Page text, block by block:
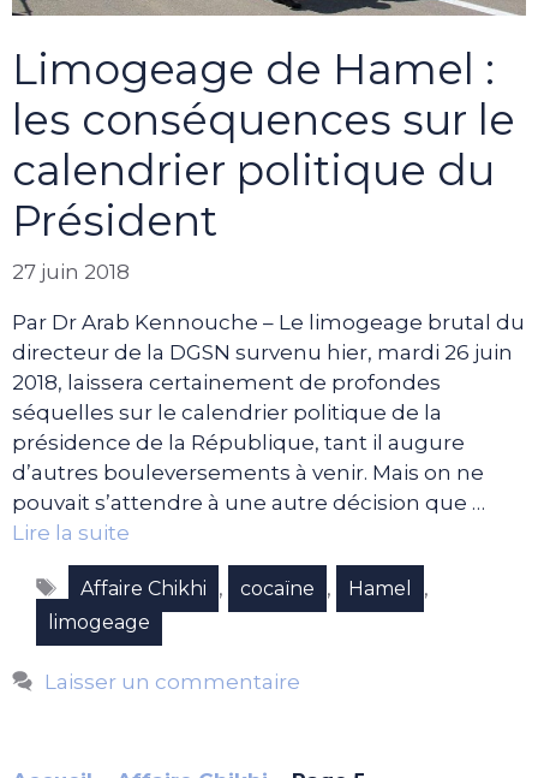
Limogeage de Hamel :
les conséquences sur le
calendrier politique du
Président
27 juin 2018
Par Dr Arab Kennouche – Le limogeage brutal du
directeur de la DGSN survenu hier, mardi 26 juin
2018, laissera certainement de profondes
séquelles sur le calendrier politique de la
présidence de la République, tant il augure
d’autres bouleversements à venir. Mais on ne
pouvait s’attendre à une autre décision que …
Lire la suite
Étiquettes
Affaire Chikhi , cocaïne , Hamel ,
limogeage
Laisser un commentaire